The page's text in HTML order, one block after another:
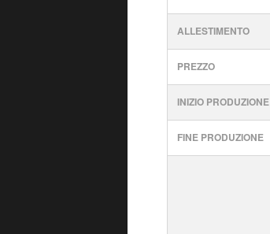
ALLESTIMENTO
PREZZO
INIZIO PRODUZIONE
FINE PRODUZIONE